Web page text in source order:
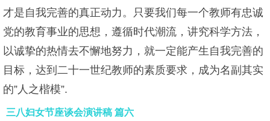
才是自我完善的真正动力。只要我们每一个教师有忠诚
党的教育事业的思想，遵循时代潮流，讲究科学方法，
以诚挚的热情去不懈地努力，就一定能产生自我完善的
目标，达到二十一世纪教师的素质要求，成为名副其实
的”人之楷模”.
三八妇女节座谈会演讲稿 篇六